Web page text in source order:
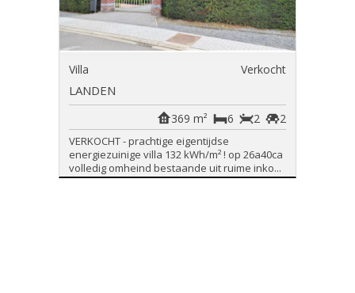
Villa Verkocht
LANDEN
2
2
6
369 m²
VERKOCHT - prachtige eigentijdse
energiezuinige villa 132 kWh/m² ! op 26a40ca
volledig omheind bestaande uit ruime inko...